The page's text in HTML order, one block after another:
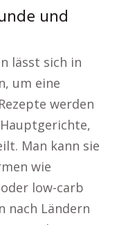
und
lässt sich in
um eine
werden
Man kann sie
wie
low-carb
nach Ländern